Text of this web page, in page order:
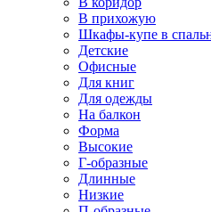
В прихожую
Шкафы-купе в
Детские
Офисные
Для книг
Для одежды
На балкон
Форма
Высокие
Г-образные
Длинные
Низкие